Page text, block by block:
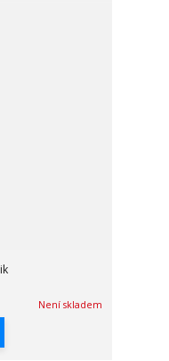
Není skladem